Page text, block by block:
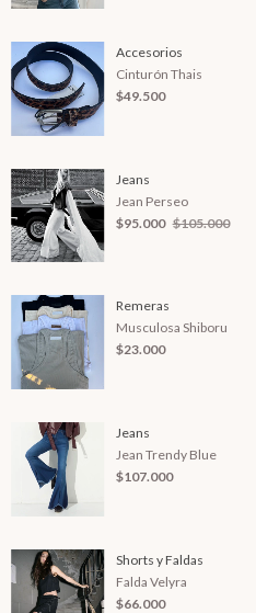
Accesorios
Cinturón Thais
$49.500
Jeans
Jean Perseo
$95.000 $105.000
Remeras
Musculosa Shiboru
$23.000
Jeans
Jean Trendy Blue
$107.000
Shorts y Faldas
Falda Velyra
$66.000